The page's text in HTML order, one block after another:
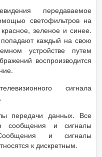
передаваемое
светофильтров на
зеленое и синее.
каждый на свою
устройстве путем
воспроизводится
сигнала
передачи данных. Все
сообщения и сигналы
и сигналы
к дискретным.